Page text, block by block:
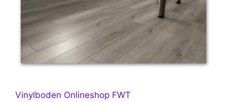
Vinylboden Onlineshop FWT